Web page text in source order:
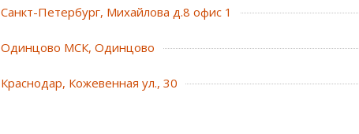
Санкт-Петербург, Михайлова д.8 офис 1
Одинцово МСК, Одинцово
Краснодар, Кожевенная ул., 30